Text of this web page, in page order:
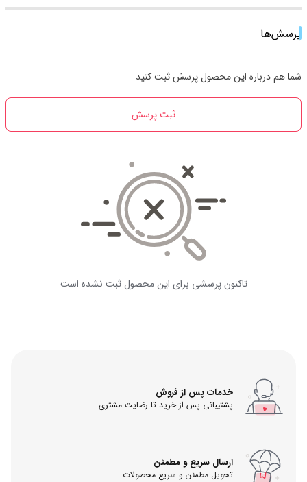
پرسش‌ها
شما هم درباره این محصول پرسش ثبت کنید
ثبت پرسش
تاکنون پرسشی برای این محصول ثبت نشده است
خدمات پس از فروش
پشتیبانی پس از خرید تا رضایت مشتری
ارسال سریع و مطمئن
تحویل مطمئن و سریع محصولات